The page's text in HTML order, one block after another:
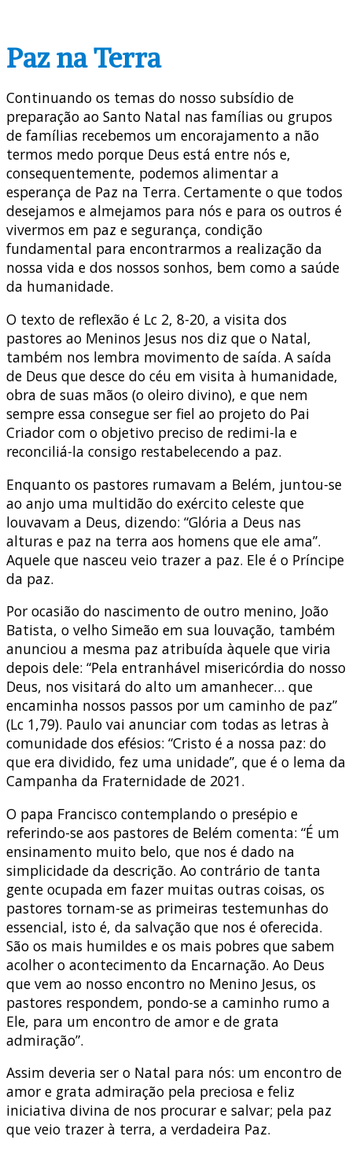
Paz na Terra
Continuando os temas do nosso subsídio de
preparação ao Santo Natal nas famílias ou grupos
de famílias recebemos um encorajamento a não
termos medo porque Deus está entre nós e,
consequentemente, podemos alimentar a
esperança de Paz na Terra. Certamente o que todos
desejamos e almejamos para nós e para os outros é
vivermos em paz e segurança, condição
fundamental para encontrarmos a realização da
nossa vida e dos nossos sonhos, bem como a saúde
da humanidade.
O texto de reflexão é Lc 2, 8-20, a visita dos
pastores ao Meninos Jesus nos diz que o Natal,
também nos lembra movimento de saída. A saída
de Deus que desce do céu em visita à humanidade,
obra de suas mãos (o oleiro divino), e que nem
sempre essa consegue ser fiel ao projeto do Pai
Criador com o objetivo preciso de redimi-la e
reconciliá-la consigo restabelecendo a paz.
Enquanto os pastores rumavam a Belém, juntou-se
ao anjo uma multidão do exército celeste que
louvavam a Deus, dizendo: “Glória a Deus nas
alturas e paz na terra aos homens que ele ama”.
Aquele que nasceu veio trazer a paz. Ele é o Príncipe
da paz.
Por ocasião do nascimento de outro menino, João
Batista, o velho Simeão em sua louvação, também
anunciou a mesma paz atribuída àquele que viria
depois dele: “Pela entranhável misericórdia do nosso
Deus, nos visitará do alto um amanhecer… que
encaminha nossos passos por um caminho de paz”
(Lc 1,79). Paulo vai anunciar com todas as letras à
comunidade dos efésios: “Cristo é a nossa paz: do
que era dividido, fez uma unidade”, que é o lema da
Campanha da Fraternidade de 2021.
O papa Francisco contemplando o presépio e
referindo-se aos pastores de Belém comenta: “É um
ensinamento muito belo, que nos é dado na
simplicidade da descrição. Ao contrário de tanta
gente ocupada em fazer muitas outras coisas, os
pastores tornam-se as primeiras testemunhas do
essencial, isto é, da salvação que nos é oferecida.
São os mais humildes e os mais pobres que sabem
acolher o acontecimento da Encarnação. Ao Deus
que vem ao nosso encontro no Menino Jesus, os
pastores respondem, pondo-se a caminho rumo a
Ele, para um encontro de amor e de grata
admiração”.
Assim deveria ser o Natal para nós: um encontro de
amor e grata admiração pela preciosa e feliz
iniciativa divina de nos procurar e salvar; pela paz
que veio trazer à terra, a verdadeira Paz.